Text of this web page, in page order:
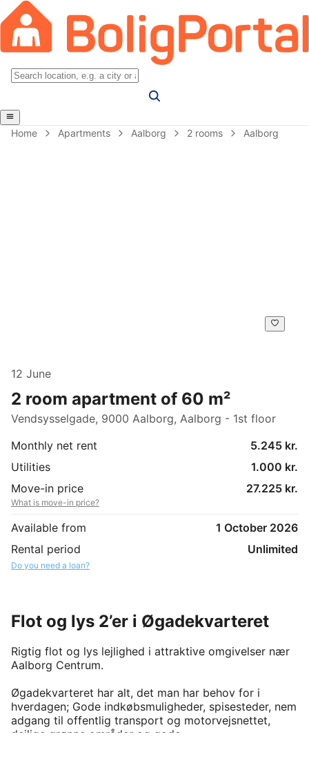
Home Apartments Aalborg 2 rooms Aalborg
12 June
2 room apartment of 60 m²
Vendsysselgade, 9000 Aalborg, Aalborg - 1st floor
Monthly net rent
5.245 kr.
Utilities
1.000 kr.
Move-in price
27.225 kr.
What is move-in price?
Available from
1 October 2026
Rental period
Unlimited
Do you need a loan?
Flot og lys 2’er i Øgadekvarteret
Rigtig flot og lys lejlighed i attraktive omgivelser nær
Aalborg Centrum.
Øgadekvarteret har alt, det man har behov for i
hverdagen; Gode indkøbsmuligheder, spisesteder, nem
adgang til offentlig transport og motorvejsnettet,
dejlige grønne områder og gode